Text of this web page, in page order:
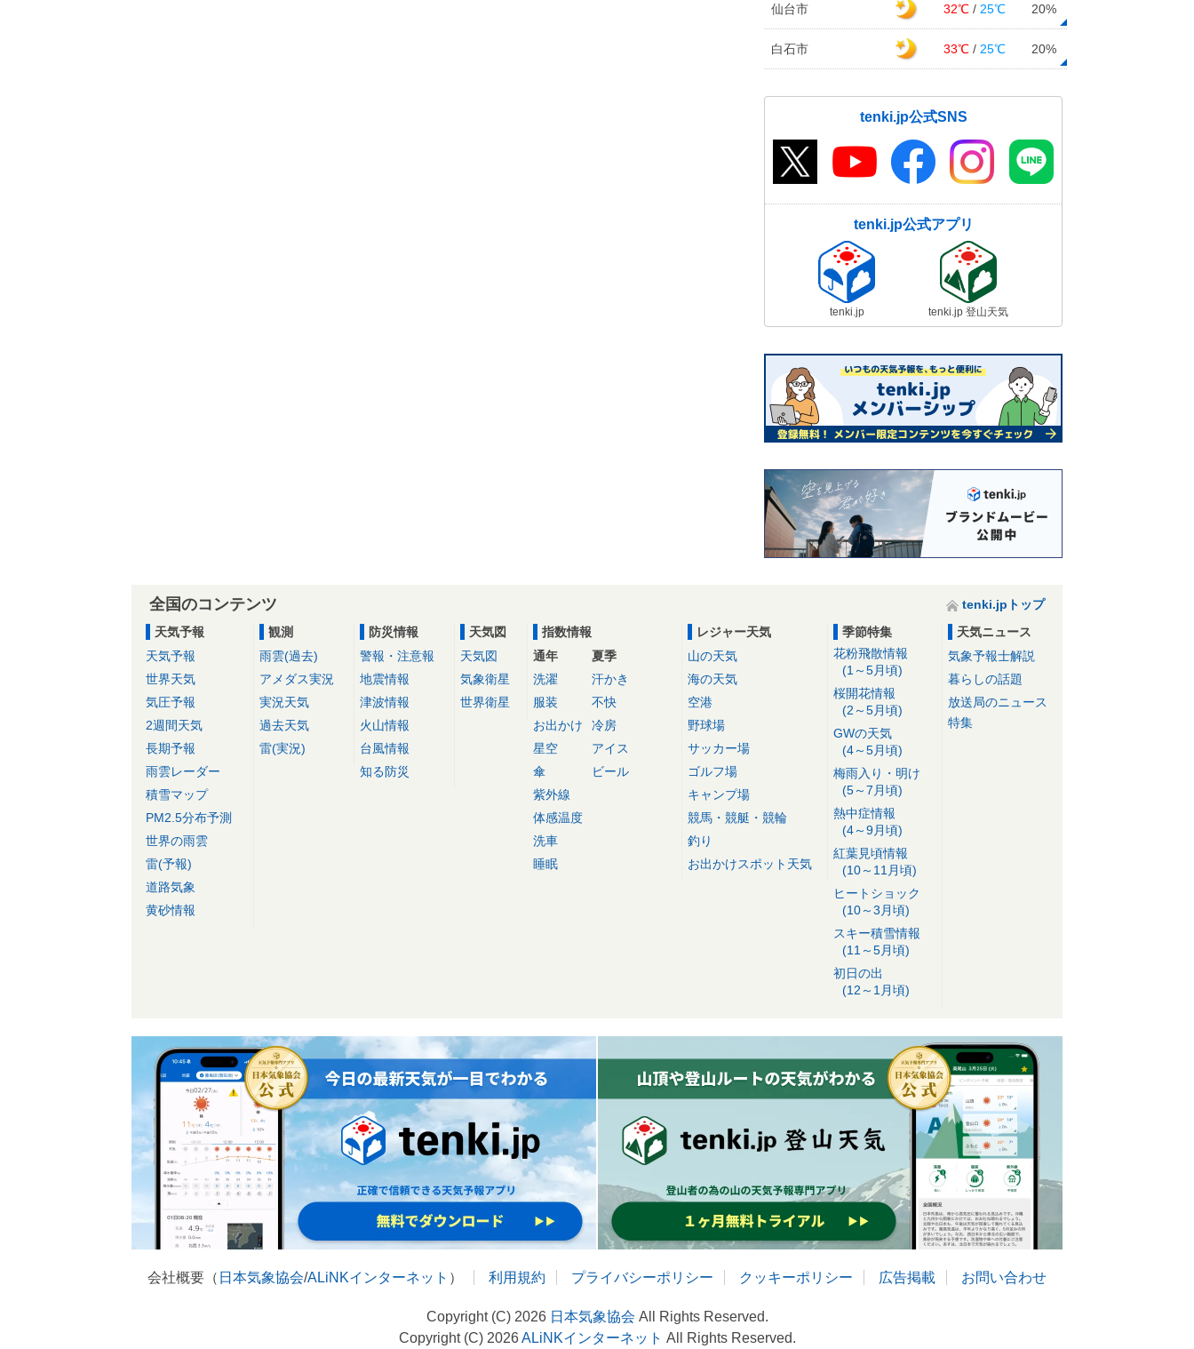
仙台市 32℃ / 25℃ 20%
白石市 33℃ / 25℃ 20%
tenki.jp公式SNS
tenki.jp公式アプリ
tenki.jp tenki.jp 登山天気
全国のコンテンツ
tenki.jpトップ
天気予報
天気予報
世界天気
気圧予報
2週間天気
長期予報
雨雲レーダー
積雪マップ
PM2.5分布予測
世界の雨雲
雷(予報)
道路気象
黄砂情報
観測
雨雲(過去)
アメダス実況
実況天気
過去天気
雷(実況)
防災情報
警報・注意報
地震情報
津波情報
火山情報
台風情報
知る防災
天気図
天気図
気象衛星
世界衛星
指数情報
通年
洗濯
服装
お出かけ
星空
傘
紫外線
体感温度
洗車
睡眠
夏季
汗かき
不快
冷房
アイス
ビール
レジャー天気
山の天気
海の天気
空港
野球場
サッカー場
ゴルフ場
キャンプ場
競馬・競艇・競輪
釣り
お出かけスポット天気
季節特集
花粉飛散情報
(1～5月頃)
桜開花情報
(2～5月頃)
GWの天気
(4～5月頃)
梅雨入り・明け
(5～7月頃)
熱中症情報
(4～9月頃)
紅葉見頃情報
(10～11月頃)
ヒートショック
(10～3月頃)
スキー積雪情報
(11～5月頃)
初日の出
(12～1月頃)
天気ニュース
気象予報士解説
暮らしの話題
放送局のニュース
特集
会社概要（ 日本気象協会/ALiNKインターネット ） 利用規約 プライバシーポリシー クッキーポリシー 広告掲載 お問い合わせ
Copyright (C) 2026 日本気象協会 All Rights Reserved.
Copyright (C) 2026ALiNKインターネット All Rights Reserved.